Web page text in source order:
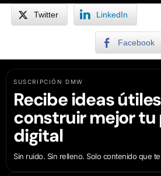
Twitter LinkedIn
Facebook
SUSCRIPCIÓN DMW
Recibe ideas
construir mejor tu
digital
Sin ruido. Sin relleno. Solo contenido que